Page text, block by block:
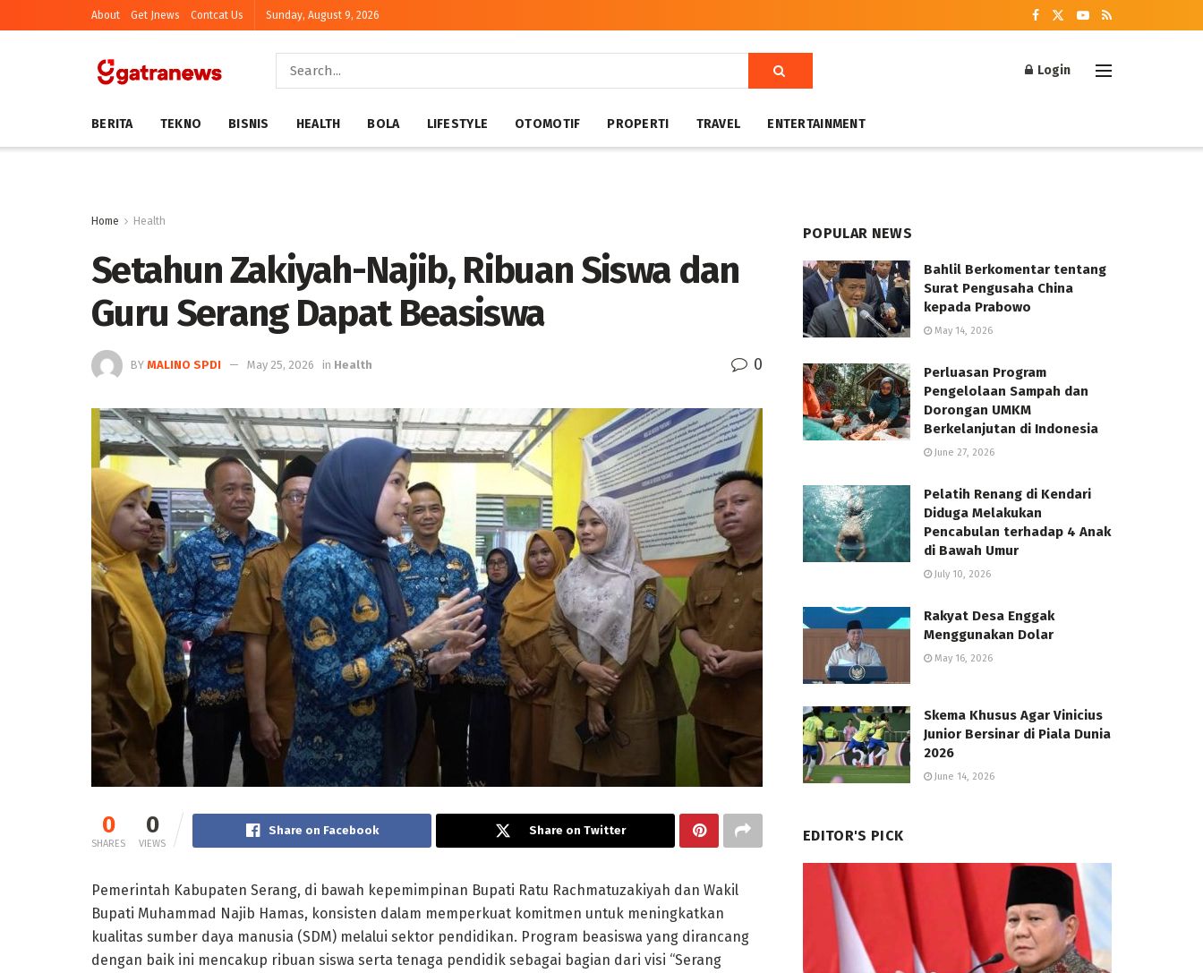
About Get Jnews Contcat Us Sunday, August 9, 2026
Login
BERITA TEKNO BISNIS HEALTH BOLA LIFESTYLE OTOMOTIF PROPERTI TRAVEL ENTERTAINMENT
Home Health
Setahun Zakiyah-Najib, Ribuan Siswa dan
Guru Serang Dapat Beasiswa
BY MALINO SPDI May 25, 2026 in Health 0
0
SHARES
0
VIEWS
Share on Facebook Share on Twitter
Pemerintah Kabupaten Serang, di bawah kepemimpinan Bupati Ratu Rachmatuzakiyah dan Wakil
Bupati Muhammad Najib Hamas, konsisten dalam memperkuat komitmen untuk meningkatkan
kualitas sumber daya manusia (SDM) melalui sektor pendidikan. Program beasiswa yang dirancang
dengan baik ini mencakup ribuan siswa serta tenaga pendidik sebagai bagian dari visi “Serang
POPULAR NEWS
Bahlil Berkomentar tentang
Surat Pengusaha China
kepada Prabowo
May 14, 2026
Perluasan Program
Pengelolaan Sampah dan
Dorongan UMKM
Berkelanjutan di Indonesia
June 27, 2026
Pelatih Renang di Kendari
Diduga Melakukan
Pencabulan terhadap 4 Anak
di Bawah Umur
July 10, 2026
Rakyat Desa Enggak
Menggunakan Dolar
May 16, 2026
Skema Khusus Agar Vinicius
Junior Bersinar di Piala Dunia
2026
June 14, 2026
EDITOR'S PICK